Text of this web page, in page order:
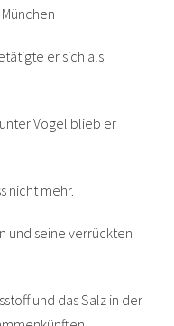
er sich als
Vogel blieb er
nicht mehr.
und seine verrückten
und das Salz in der